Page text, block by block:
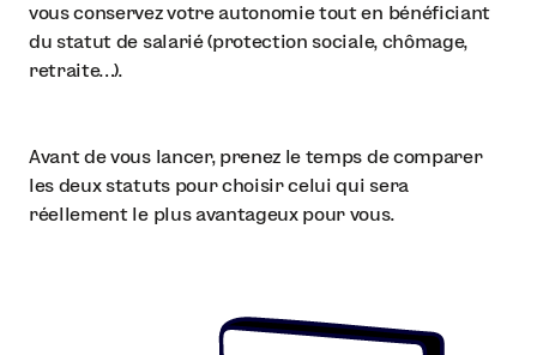
vous conservez votre autonomie tout en bénéficiant
du statut de salarié (protection sociale, chômage,
retraite…).
Avant de vous lancer, prenez le temps de comparer
les deux statuts pour choisir celui qui sera
réellement le plus avantageux pour vous.